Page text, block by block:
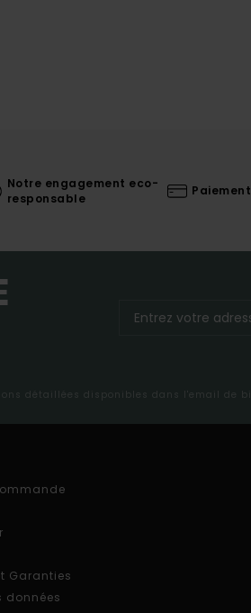
Notre engagement eco-
responsable
détaillées disponibles dans l'email de
Garanties
données